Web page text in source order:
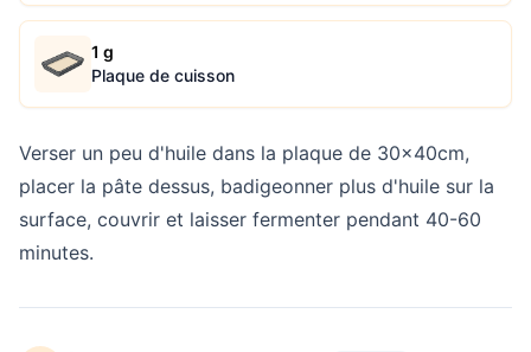
1 g
Plaque de cuisson
Verser un peu d'huile dans la plaque de 30x40cm,
placer la pâte dessus, badigeonner plus d'huile sur la
surface, couvrir et laisser fermenter pendant 40-60
minutes.